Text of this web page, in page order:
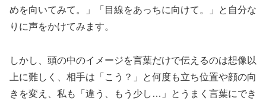
めを向いてみて。」「目線をあっちに向けて。」と自分な
りに声をかけてみます。
しかし、頭の中のイメージを言葉だけで伝えるのは想像以
上に難しく、相手は「こう？」と何度も立ち位置や顔の向
きを変え、私も「違う、もう少し…」とうまく言葉にでき